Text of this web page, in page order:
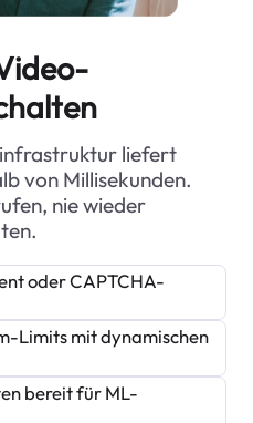
liefert
von Millisekunden.
nie wieder
oder CAPTCHA-
Limits mit dynamischen
bereit für ML-